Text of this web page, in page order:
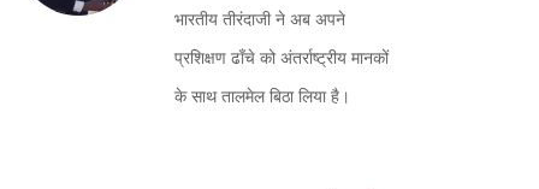
भारतीय तीरंदाजी ने अब अपने
प्रशिक्षण ढाँचे को अंतर्राष्ट्रीय मानकों
के साथ तालमेल बिठा लिया है।